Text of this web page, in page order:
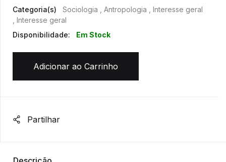
Categoria(s)
Sociologia , Antropologia , Interesse geral
, Interesse geral
Disponibilidade:
Em Stock
Adicionar ao Carrinho
Partilhar